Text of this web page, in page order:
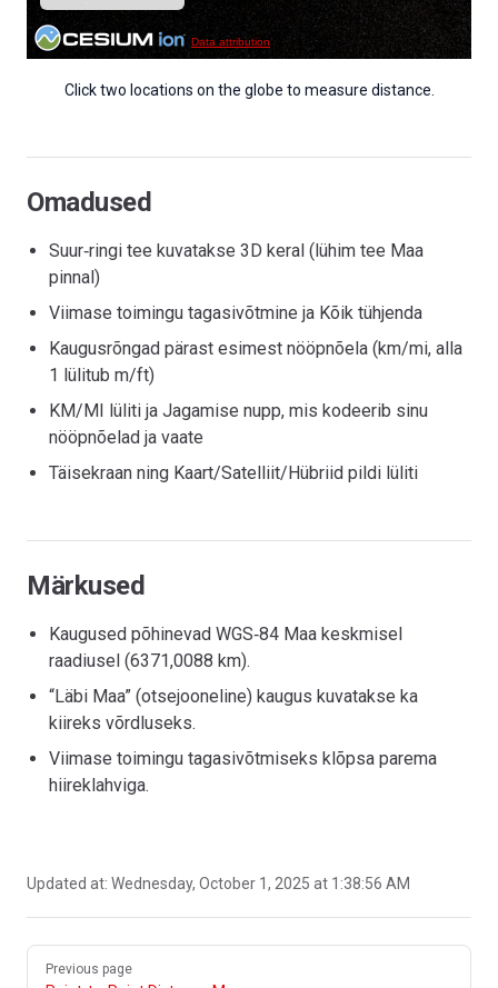
Data attribution
Click two locations on the globe to measure distance.
Omadused
Suur‑ringi tee kuvatakse 3D keral (lühim tee Maa
pinnal)
Viimase toimingu tagasivõtmine ja Kõik tühjenda
Kaugusrõngad pärast esimest nööpnõela (km/mi, alla
1 lülitub m/ft)
KM/MI lüliti ja Jagamise nupp, mis kodeerib sinu
nööpnõelad ja vaate
Täisekraan ning Kaart/Satelliit/Hübriid pildi lüliti
Märkused
Kaugused põhinevad WGS‑84 Maa keskmisel
raadiusel (6371,0088 km).
“Läbi Maa” (otsejooneline) kaugus kuvatakse ka
kiireks võrdluseks.
Viimase toimingu tagasivõtmiseks klõpsa parema
hiireklahviga.
Updated at: Wednesday, October 1, 2025 at 1:38:56 AM
Pager
Previous page